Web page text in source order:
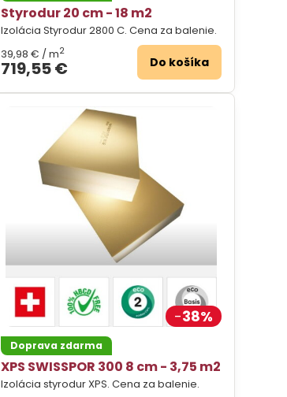
Styrodur 20 cm - 18 m2
Izolácia Styrodur 2800 C. Cena za balenie.
719,55 €
39,98 € / m2
Do košíka
38%
Doprava zdarma
XPS SWISSPOR 300 8 cm - 3,75 m2
Izolácia styrodur XPS. Cena za balenie.